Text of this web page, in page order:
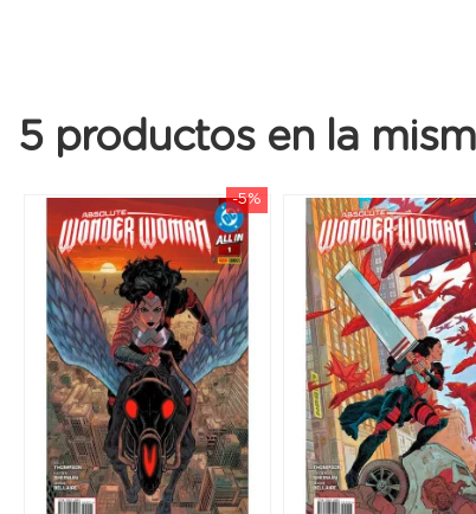
5 productos en la
-5%